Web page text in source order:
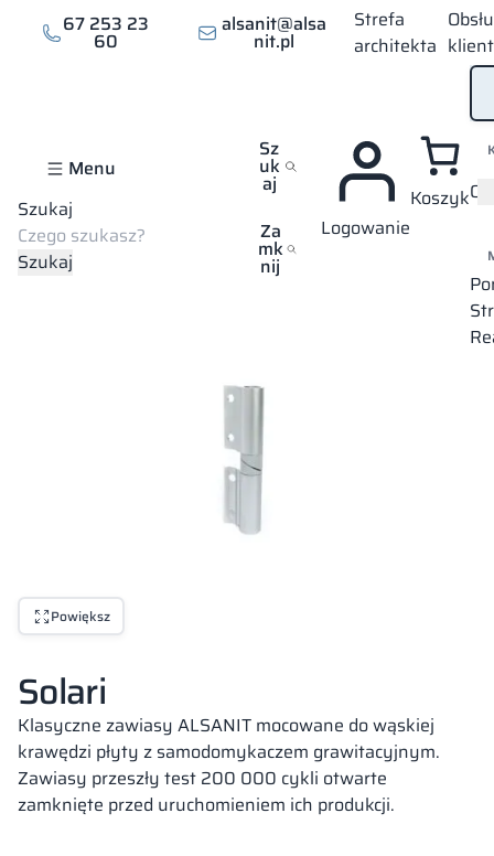
67 253 23
60
alsanit@alsa
nit.pl
Strefa
architekta
Menu
Szukaj
Szukaj
Sz
uk
aj
Za
mk
nij
Logowanie
Koszyk
Strona główna Oferta Kabiny sanitarne Akcesoria
Powiększ
Solari
Klasyczne zawiasy ALSANIT mocowane do wąskiej
krawędzi płyty z samodomykaczem grawitacyjnym.
Zawiasy przeszły test 200 000 cykli otwarte
zamknięte przed uruchomieniem ich produkcji.